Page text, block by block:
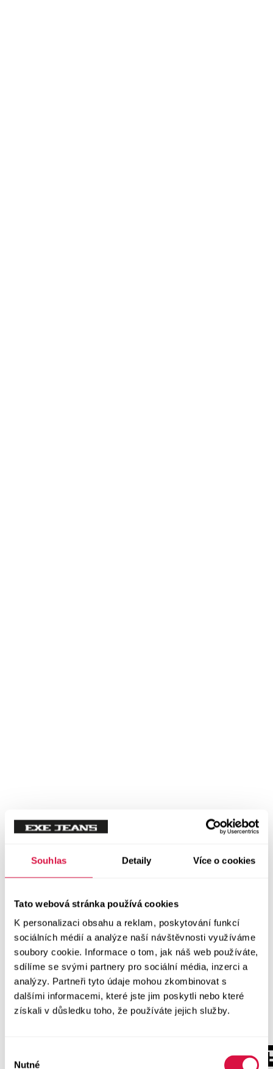
Souhlas Detaily Více o cookies
Tato webová stránka používá cookies
K personalizaci obsahu a reklam, poskytování funkcí
sociálních médií a analýze naší návštěvnosti využíváme
soubory cookie. Informace o tom, jak náš web používáte,
sdílíme se svými partnery pro sociální média, inzerci a
analýzy. Partneři tyto údaje mohou zkombinovat s
dalšími informacemi, které jste jim poskytli nebo které
získali v důsledku toho, že používáte jejich služby.
Nutné